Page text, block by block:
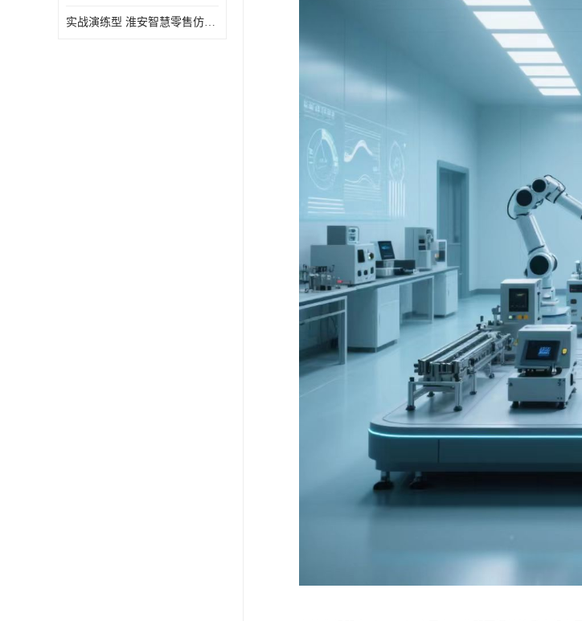
实战演练型 淮安智慧零售仿真实训 实战沉浸式